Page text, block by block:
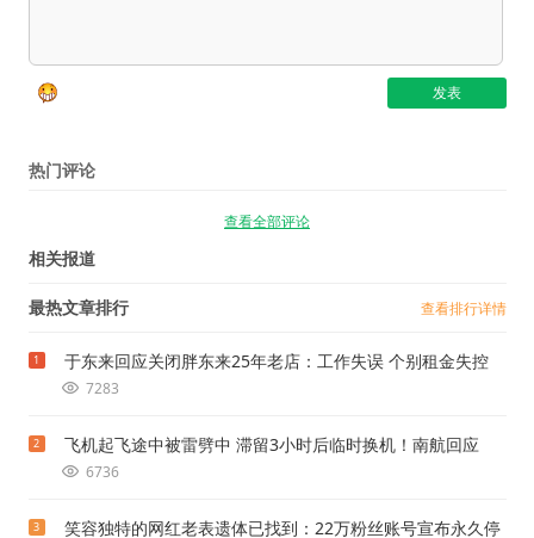
热门评论
查看全部评论
相关报道
最热文章排行 查看排行详情
1 于东来回应关闭胖东来25年老店：工作失误 个别租金失控
7283
2 飞机起飞途中被雷劈中 滞留3小时后临时换机！南航回应
6736
3
笑容独特的网红老表遗体已找到：22万粉丝账号宣布永久停